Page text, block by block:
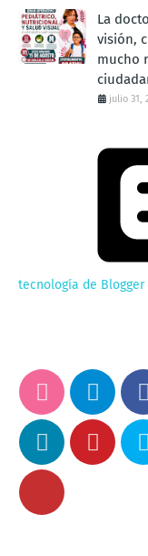
La
visión,
mucho
julio 31,
tecnología de Blogger